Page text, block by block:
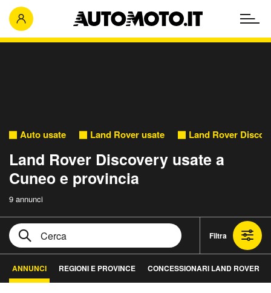
Auto usate Land Rover usate Land Rover
Land Rover Discovery usate a
Cuneo e provincia
9 annunci
Filtra
ANNUNCI REGIONI E PROVINCE CONCESSIONARI LAND ROVER